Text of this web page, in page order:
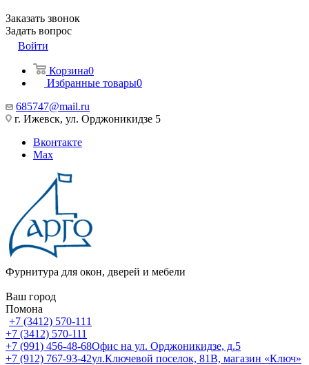
Заказать звонок
Задать вопрос
Войти
Корзина0
Избранные товары0
685747@mail.ru
г. Ижевск, ул. Орджоникидзе 5
Вконтакте
Max
Фурнитура для окон, дверей и мебели
Ваш город
Помона
+7 (3412) 570-111
+7 (3412) 570-111
+7 (991) 456-48-68Офис на ул. Орджоникидзе, д.5
+7 (912) 767-93-42ул.Ключевой поселок, 81В, магазин «Ключ»